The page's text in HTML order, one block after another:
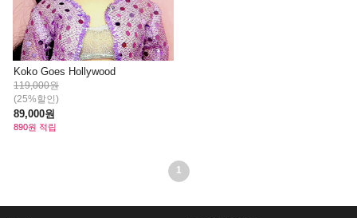
Koko Goes Hollywood
119,000원
(25%할인)
89,000원
890원 적립
1